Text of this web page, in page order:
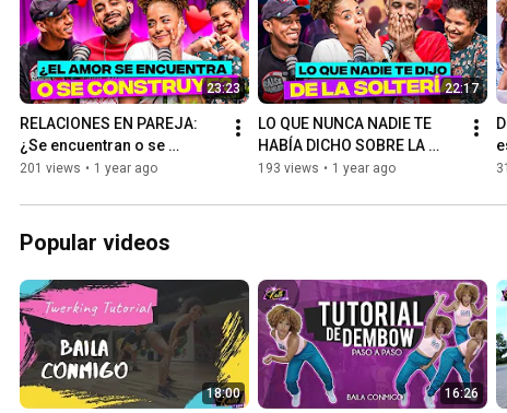
23:23
RELACIONES EN PAREJA:
¿Se encuentran o se
construyen?
201 views • 1 year ago
22:17
LO QUE NUNCA NADIE TE
HABÍA DICHO SOBRE LA
SOLTERÍA!!!
193 views • 1 year ago
Popular videos
18:00 16:26